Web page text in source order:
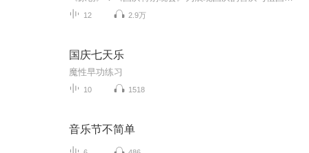
12 2.9万
国庆七天乐
魔性早功练习
10 1518
音乐节不简单